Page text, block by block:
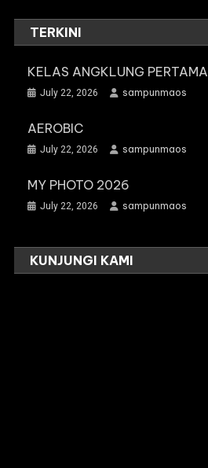
TERKINI
KELAS ANGKLUNG PERTAMA
July 22, 2026 sampunmaos
AEROBIC
July 22, 2026 sampunmaos
MY PHOTO 2026
July 22, 2026 sampunmaos
KUNJUNGI KAMI